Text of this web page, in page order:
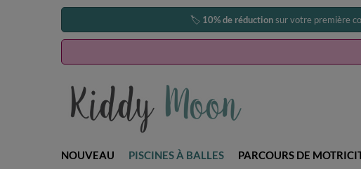
🏷️ 10% de réductionsur votre première
NOUVEAU PISCINES À BALLES PARCOURS DE